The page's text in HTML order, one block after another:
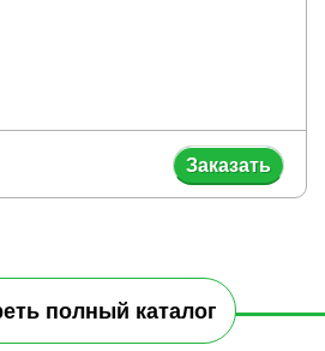
Заказать
полный каталог